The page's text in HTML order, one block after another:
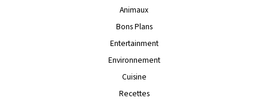
Animaux
Bons Plans
Entertainment
Environnement
Cuisine
Recettes